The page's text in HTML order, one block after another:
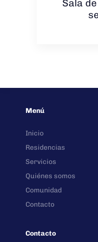
Sala
Menú
Inicio
Residencias
Servicios
Quiénes somos
Comunidad
Contacto
Contacto